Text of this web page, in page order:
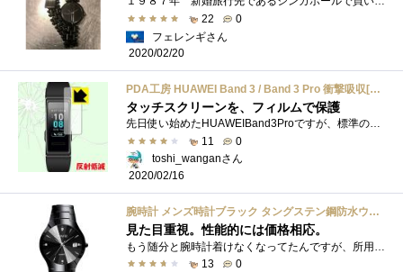
22
0
フェレンギさん
2020/02/20
PDA工房 HUAWEI Band 3 / Band 3 Pro 衝撃吸収[反射低減] 保護 フィルム 耐衝撃 日本製
タッチスクリーンを、フィルムで保護
先日使い始めたHUAWEIBand3Proですが、標準の状態では、タッチスクリーンを保護するフィルムは貼ってありません。最初は、保護フィルム無しでも、...
11
0
toshi_wanganさん
2020/02/16
腕時計 メンズ時計ブラック タングステン鋼防水ウオッチ アナログクオーツ腕時計 シンプルデザイン 日付カレンダー ビジネス カジュアル ラグジュアリー男性腕時計
見た目重視。性能的には価格相応。
13
0